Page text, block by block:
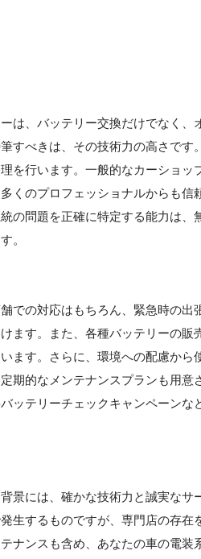
は、バッテリー交換だけでなく、
すべきは、その技術力の高さです。
を行います。一般的なカーショッ
くのプロフェッショナルからも信
の問題を正確に特定する能力は、
。
での対応はもちろん、緊急時の出
ます。また、各種バッテリーの販
ます。さらに、環境への配慮から
期的なメンテナンスプランも用意
ッテリーチェックキャンペーンな
景には、確かな技術力と誠実なサ
生するものですが、専門店の存在
ナンスも含め、あなたの車の電装